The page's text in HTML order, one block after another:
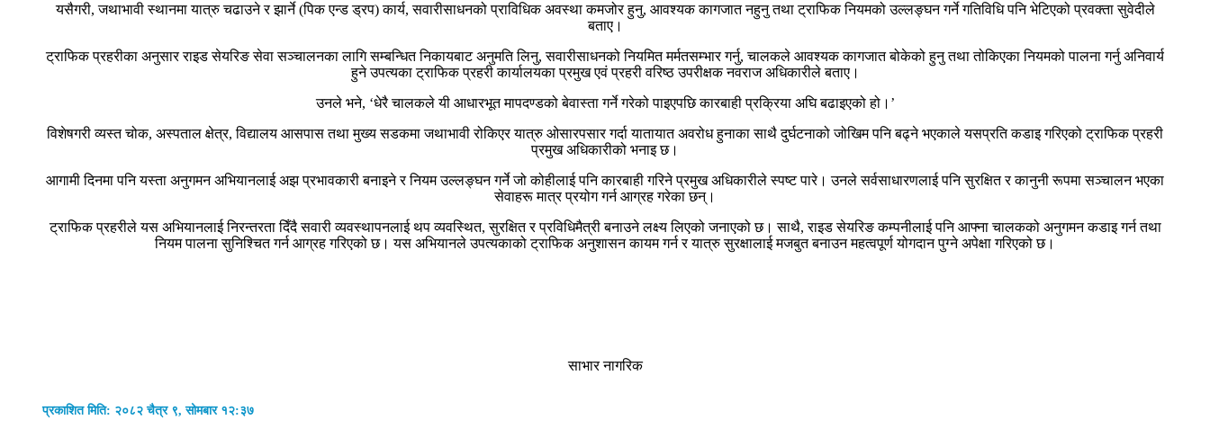
यसैगरी, जथाभावी स्थानमा यात्रु चढाउने र झार्ने (पिक एन्ड ड्रप) कार्य, सवारीसाधनको प्राविधिक अवस्था कमजोर हुनु, आवश्यक कागजात नहुनु तथा ट्राफिक नियमको उल्लङ्घन गर्ने गतिविधि पनि भेटिएको प्रवक्ता सुवेदीले
बताए।
ट्राफिक प्रहरीका अनुसार राइड सेयरिङ सेवा सञ्चालनका लागि सम्बन्धित निकायबाट अनुमति लिनु, सवारीसाधनको नियमित मर्मतसम्भार गर्नु, चालकले आवश्यक कागजात बोकेको हुनु तथा तोकिएका नियमको पालना गर्नु अनिवार्य
हुने उपत्यका ट्राफिक प्रहरी कार्यालयका प्रमुख एवं प्रहरी वरिष्ठ उपरीक्षक नवराज अधिकारीले बताए।
उनले भने, ‘धेरै चालकले यी आधारभूत मापदण्डको बेवास्ता गर्ने गरेको पाइएपछि कारबाही प्रक्रिया अघि बढाइएको हो।’
विशेषगरी व्यस्त चोक, अस्पताल क्षेत्र, विद्यालय आसपास तथा मुख्य सडकमा जथाभावी रोकिएर यात्रु ओसारपसार गर्दा यातायात अवरोध हुनाका साथै दुर्घटनाको जोखिम पनि बढ्ने भएकाले यसप्रति कडाइ गरिएको ट्राफिक प्रहरी
प्रमुख अधिकारीको भनाइ छ।
आगामी दिनमा पनि यस्ता अनुगमन अभियानलाई अझ प्रभावकारी बनाइने र नियम उल्लङ्घन गर्ने जो कोहीलाई पनि कारबाही गरिने प्रमुख अधिकारीले स्पष्ट पारे। उनले सर्वसाधारणलाई पनि सुरक्षित र कानुनी रूपमा सञ्चालन भएका
सेवाहरू मात्र प्रयोग गर्न आग्रह गरेका छन्।
ट्राफिक प्रहरीले यस अभियानलाई निरन्तरता दिँदै सवारी व्यवस्थापनलाई थप व्यवस्थित, सुरक्षित र प्रविधिमैत्री बनाउने लक्ष्य लिएको जनाएको छ। साथै, राइड सेयरिङ कम्पनीलाई पनि आफ्ना चालकको अनुगमन कडाइ गर्न तथा
नियम पालना सुनिश्चित गर्न आग्रह गरिएको छ। यस अभियानले उपत्यकाको ट्राफिक अनुशासन कायम गर्न र यात्रु सुरक्षालाई मजबुत बनाउन महत्वपूर्ण योगदान पुग्ने अपेक्षा गरिएको छ।
साभार नागरिक
प्रकाशित मिति: २०८२ चैत्र ९, सोमबार १२:३७